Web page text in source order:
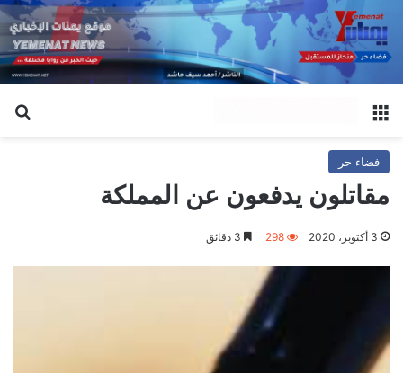
فضاء حر
مقاتلون يدفعون عن المملكة
3 أكتوبر، 2020 298